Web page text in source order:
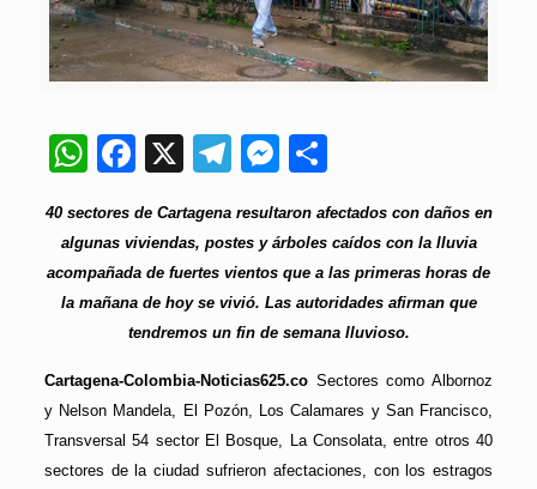
WhatsApp
Facebook
X Telegram
Messenger
40 sectores de Cartagena resultaron afectados con daños en
algunas viviendas, postes y árboles caídos con la lluvia
acompañada de fuertes vientos que a las primeras horas de
la mañana de hoy se vivió. Las autoridades afirman que
tendremos un fin de semana lluvioso.
Cartagena-Colombia-Noticias625.coSectores como Albornoz
y Nelson Mandela, El Pozón, Los Calamares y San Francisco,
Transversal 54 sector El Bosque, La Consolata, entre otros 40
sectores de la ciudad sufrieron afectaciones, con los estragos